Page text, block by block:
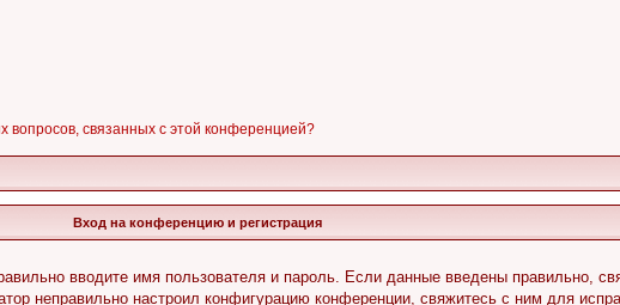
вопросов, связанных с этой конференцией?
Вход на конференцию и регистрация
вводите имя пользователя и пароль. Если данные введены правильно,
неправильно настроил конфигурацию конференции, свяжитесь с ним для